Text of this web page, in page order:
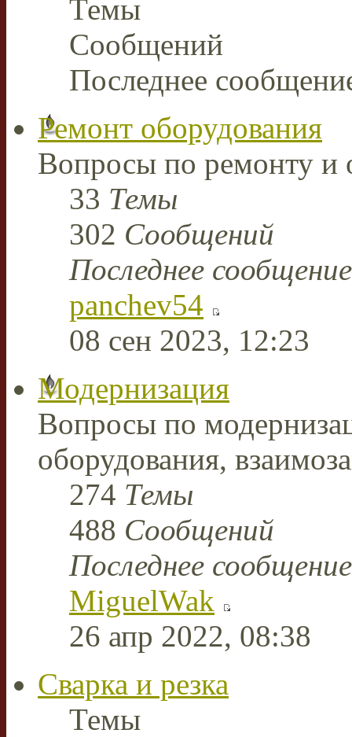
Темы
Сообщений
Последнее
Ремонт оборудования
Вопросы по ремонту и
33 Темы
302 Сообщений
Последнее сообщение
panchev54
08 сен 2023, 12:23
Модернизация
Вопросы по
оборудования,
274 Темы
488 Сообщений
Последнее сообщение
MiguelWak
26 апр 2022, 08:38
Сварка и резка
Темы